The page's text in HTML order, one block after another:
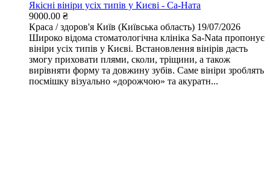
Якісні вініри усіх типів у Києві - Са-Ната
9000.00 ₴
Краса / здоров'я Київ (Київська область) 19/07/2026
Широко відома стоматологічна клініка Sa-Nata пропонує
вініри усіх типів у Києві. Встановлення вінірів дасть
змогу приховати плями, сколи, тріщини, а також
вирівняти форму та довжину зубів. Саме вініри зроблять
посмішку візуально «дорожчою» та акуратн...